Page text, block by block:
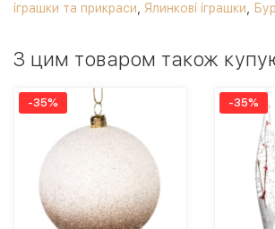
іграшки та прикраси
Ялинкові іграшки
З цим товаром також
-35% -35%